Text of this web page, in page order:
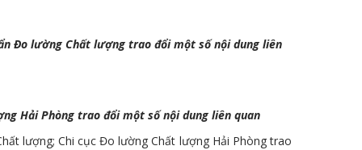
Đo lường Chất lượng trao đổi một số nội dung liên
Hải Phòng trao đổi một số nội dung liên quan
lượng; Chi cục Đo lường Chất lượng Hải Phòng trao